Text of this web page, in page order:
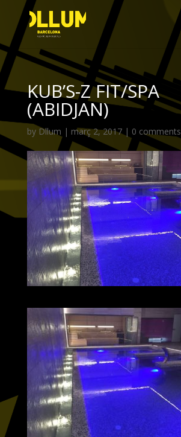
KUB’S-Z FIT/SPA
(ABIDJAN)
by Dllum | març 2, 2017| 0 comments